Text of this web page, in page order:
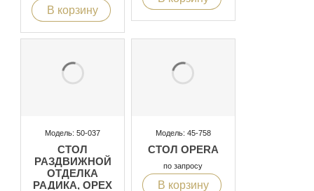
В корзину
Модель: 50-037
СТОЛ
РАЗДВИЖНОЙ
ОТДЕЛКА
РАДИКА, ОРЕХ
Модель: 45-758
СТОЛ OPERA
по запросу
В корзину